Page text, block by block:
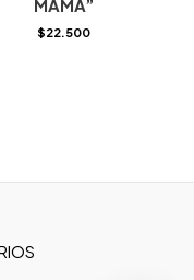
MAMA”
$22.500